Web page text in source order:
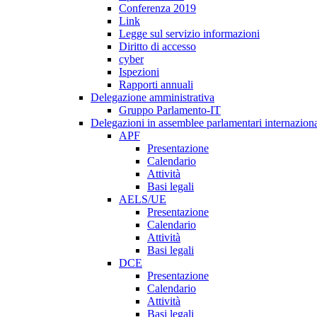
Conferenza 2019
Link
Legge sul servizio informazioni
Diritto di accesso
cyber
Ispezioni
Rapporti annuali
Delegazione amministrativa
Gruppo Parlamento-IT
Delegazioni in assemblee parlamentari
APF
Presentazione
Calendario
Attività
Basi legali
AELS/UE
Presentazione
Calendario
Attività
Basi legali
DCE
Presentazione
Calendario
Attività
Basi legali